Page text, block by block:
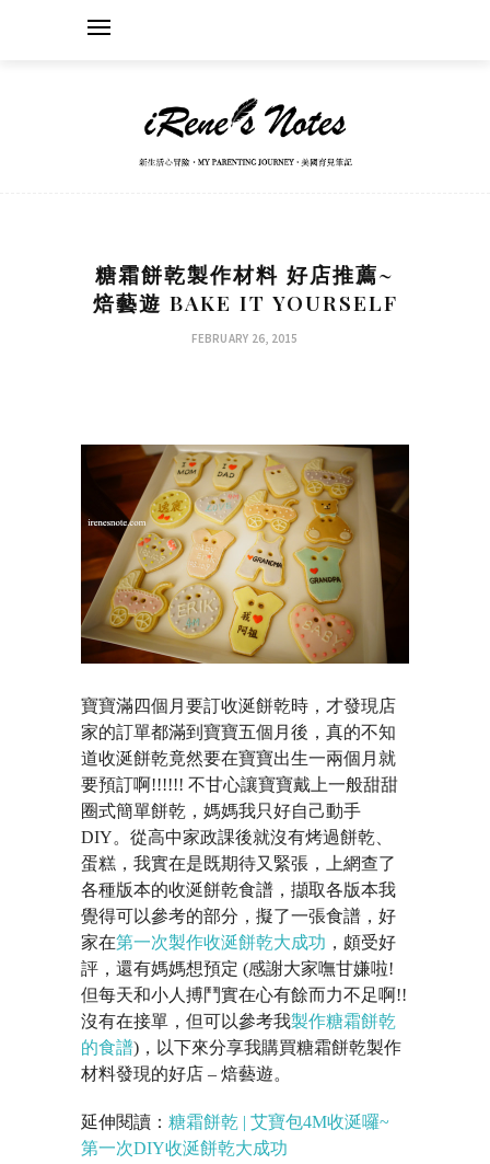
糖霜餅乾製作材料 好店推薦~
焙藝遊 BAKE IT YOURSELF
FEBRUARY 26, 2015
寶寶滿四個月要訂收涎餅乾時，才發現店
家的訂單都滿到寶寶五個月後，真的不知
道收涎餅乾竟然要在寶寶出生一兩個月就
要預訂啊!!!!!! 不甘心讓寶寶戴上一般甜甜
圈式簡單餅乾，媽媽我只好自己動手
DIY。從高中家政課後就沒有烤過餅乾、
蛋糕，我實在是既期待又緊張，上網查了
各種版本的收涎餅乾食譜，擷取各版本我
覺得可以參考的部分，擬了一張食譜，好
家在第一次製作收涎餅乾大成功 ，頗受好
評，還有媽媽想預定 (感謝大家嘸甘嫌啦!
但每天和小人搏鬥實在心有餘而力不足啊!!
沒有在接單，但可以參考我製作糖霜餅乾
的食譜)，以下來分享我購買糖霜餅乾製作
材料發現的好店 – 焙藝遊。
延伸閱讀： 糖霜餅乾 | 艾寶包4M收涎囉~
第一次DIY收涎餅乾大成功